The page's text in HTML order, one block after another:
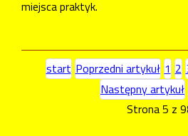
miejsca praktyk.
start Poprzedni artykuł 1 2
Następny artykuł
Strona 5 z